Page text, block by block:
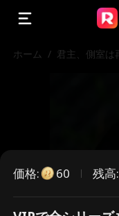
ホーム / 君主、側室は
価格: 60 残高: